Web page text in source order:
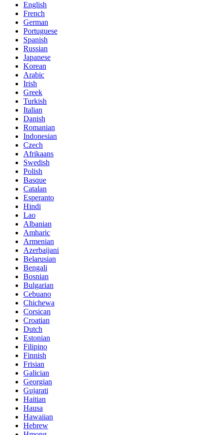
English
French
German
Portuguese
Spanish
Russian
Japanese
Korean
Arabic
Irish
Greek
Turkish
Italian
Danish
Romanian
Indonesian
Czech
Afrikaans
Swedish
Polish
Basque
Catalan
Esperanto
Hindi
Lao
Albanian
Amharic
Armenian
Azerbaijani
Belarusian
Bengali
Bosnian
Bulgarian
Cebuano
Chichewa
Corsican
Croatian
Dutch
Estonian
Filipino
Finnish
Frisian
Galician
Georgian
Gujarati
Haitian
Hausa
Hawaiian
Hebrew